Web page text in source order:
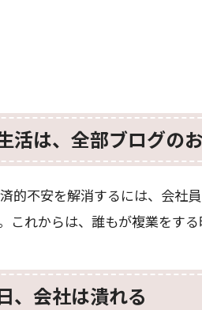
活は、全部ブログの
的不安を解消するには、会社
これからは、誰もが複業をする
、会社は潰れる